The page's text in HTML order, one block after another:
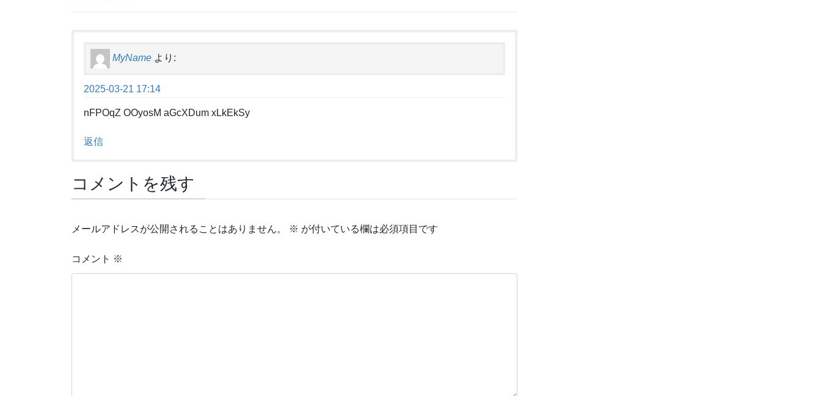
MyName より:
2025-03-21 17:14
nFPOqZ OOyosM aGcXDum xLkEkSy
返信
コメントを残す
メールアドレスが公開されることはありません。 ※ が付いている欄は必須項目です
コメント ※